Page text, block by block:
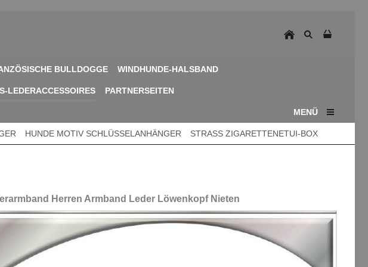
BULLDOGGE WINDHUNDE-HALSBAND
LEDERACCESSOIRES PARTNERSEITEN
MENÜ
HUNDE MOTIV SCHLÜSSELANHÄNGER STRASS ZIGARETTENETUI-BOX
Herren Armband Leder Löwenkopf Nieten